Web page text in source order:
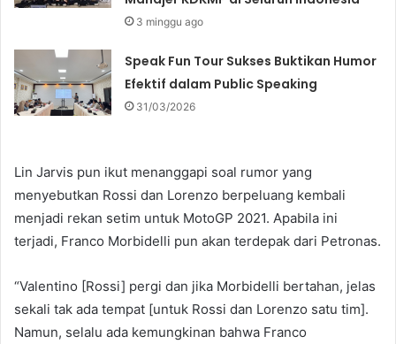
3 minggu ago
Speak Fun Tour Sukses Buktikan Humor
Efektif dalam Public Speaking
31/03/2026
Lin Jarvis pun ikut menanggapi soal rumor yang
menyebutkan Rossi dan Lorenzo berpeluang kembali
menjadi rekan setim untuk MotoGP 2021. Apabila ini
terjadi, Franco Morbidelli pun akan terdepak dari Petronas.
“Valentino [Rossi] pergi dan jika Morbidelli bertahan, jelas
sekali tak ada tempat [untuk Rossi dan Lorenzo satu tim].
Namun, selalu ada kemungkinan bahwa Franco